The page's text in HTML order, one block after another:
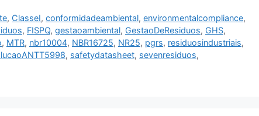
, ClasseI,conformidadeambiental,environmentalcompliance,
, FISPQ, gestaoambiental, GestaoDeResiduos, GHS,
, MTR, nbr10004, NBR16725, NR25, pgrs, residuosindustriais,
, safetydatasheet, sevenresiduos,